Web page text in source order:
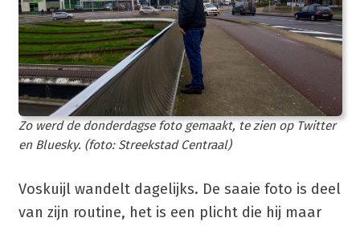
Zo werd de donderdagse foto gemaakt, te zien op Twitter
en Bluesky. (foto: Streekstad Centraal)
Voskuijl wandelt dagelijks. De saaie foto is deel
van zijn routine, het is een plicht die hij maar